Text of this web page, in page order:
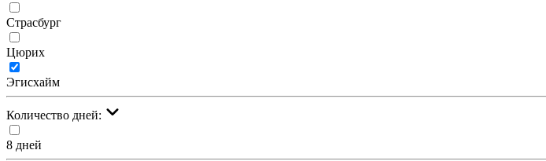
Страсбург
Цюрих
Эгисхайм
Количество дней:
8 дней